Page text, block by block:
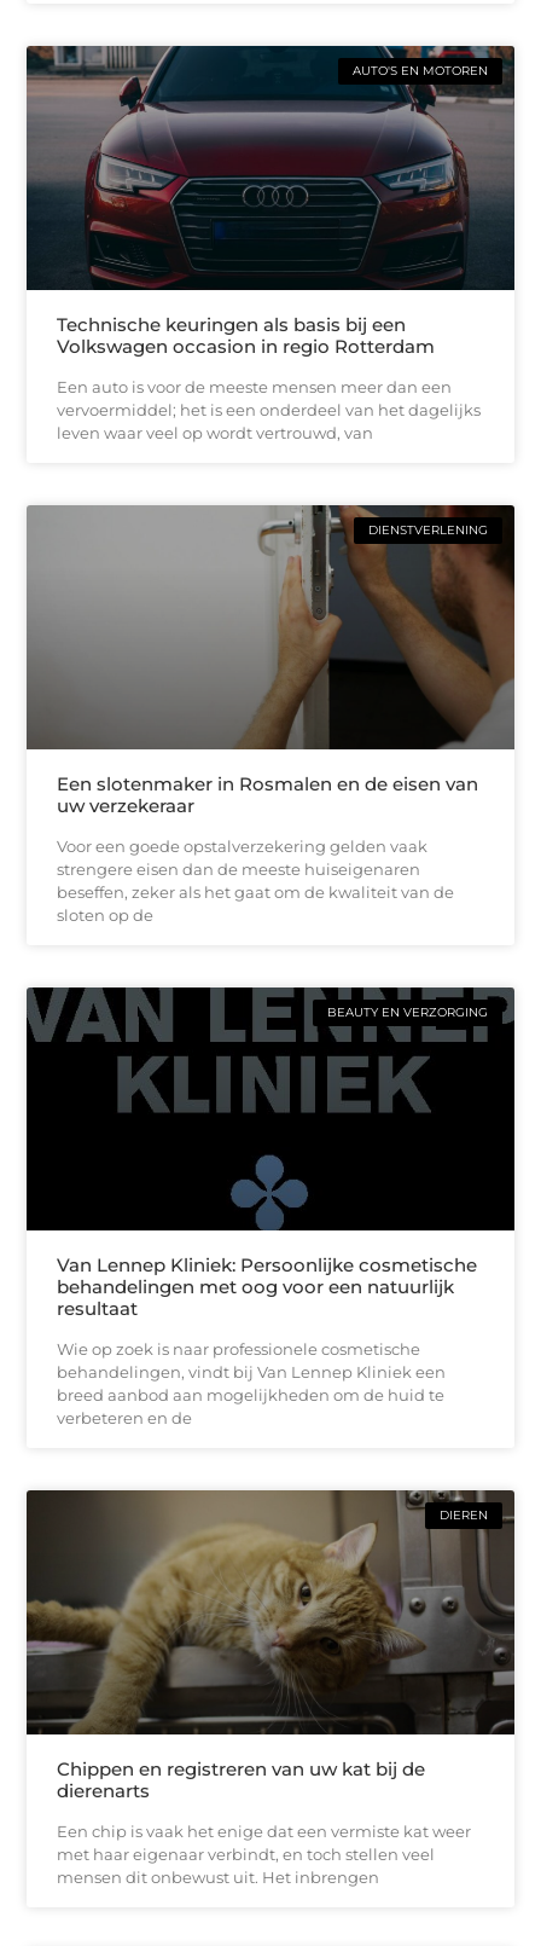
AUTO'S EN MOTOREN
Technische keuringen als basis bij een
Volkswagen occasion in regio Rotterdam
Een auto is voor de meeste mensen meer dan een
vervoermiddel; het is een onderdeel van het dagelijks
leven waar veel op wordt vertrouwd, van
DIENSTVERLENING
Een slotenmaker in Rosmalen en de eisen van
uw verzekeraar
Voor een goede opstalverzekering gelden vaak
strengere eisen dan de meeste huiseigenaren
beseffen, zeker als het gaat om de kwaliteit van de
sloten op de
BEAUTY EN VERZORGING
Van Lennep Kliniek: Persoonlijke cosmetische
behandelingen met oog voor een natuurlijk
resultaat
Wie op zoek is naar professionele cosmetische
behandelingen, vindt bij Van Lennep Kliniek een
breed aanbod aan mogelijkheden om de huid te
verbeteren en de
DIEREN
Chippen en registreren van uw kat bij de
dierenarts
Een chip is vaak het enige dat een vermiste kat weer
met haar eigenaar verbindt, en toch stellen veel
mensen dit onbewust uit. Het inbrengen